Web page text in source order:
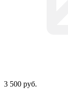
3 500 руб.